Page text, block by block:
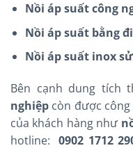
Nồi áp suất công
Nồi áp suất bằng
Nồi áp suất inox
Bên cạnh dung tích
nghiệp còn được
của khách hàng như
hotline: 0902 1712